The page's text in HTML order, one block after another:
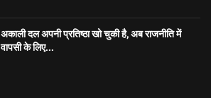
अकाली दल अपनी प्रतिष्ठा खो चुकी है, अब राजनीति में
वापसी के लिए...